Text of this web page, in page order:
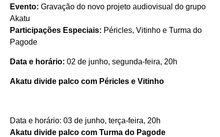
Evento: Gravação do novo projeto audiovisual do grupo
Akatu
Participações Especiais: Péricles, Vitinho e Turma do
Pagode
Data e horário: 02 de junho, segunda-feira, 20h
Akatu divide palco com Péricles e Vitinho
Data e horário: 03 de junho, terça-feira, 20h
Akatu divide palco com Turma do Pagode